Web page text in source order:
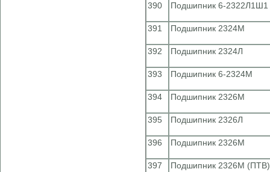
390 Подшипник 6-2322Л1Ш1
391 Подшипник 2324М
392 Подшипник 2324Л
393 Подшипник 6-2324М
394 Подшипник 2326М
395 Подшипник 2326Л
396 Подшипник 2326М
397 Подшипник 2326М (ПТВ)